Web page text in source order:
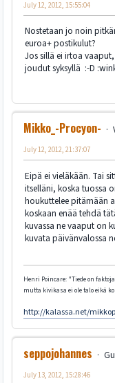
July 12, 2012, 15:55:04
Nostetaan jo noin
euroa+ postikulut?
Jos sillä ei irtoa
joudut syksyllä :-D
Mikko_-Procyon-
July 12, 2012, 21:37:07
Eipä ei vieläkään. Tai
itselläni, koska tuossa
houkuttelee pitämään
koskaan enää tehdä
kuvassa ne vaaput on
kuvata päivänvalossa
Henri Poincare: "Tiede on
mutta kivikasa ei ole talo eikä
http://kalassa.net/
seppojohannes
July 13, 2012, 15:28:46